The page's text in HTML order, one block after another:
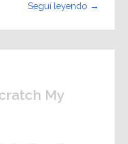
Seguí leyendo →
My